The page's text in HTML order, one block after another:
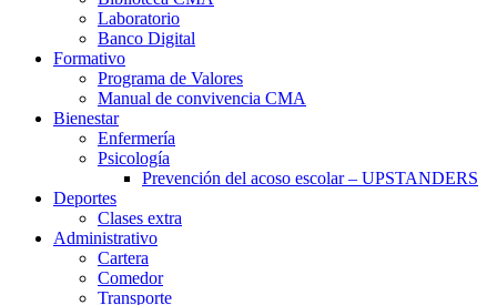
Laboratorio
Banco Digital
Formativo
Programa de Valores
Manual de convivencia CMA
Bienestar
Enfermería
Psicología
Prevención del acoso escolar – UPSTANDERS
Deportes
Clases extra
Administrativo
Cartera
Comedor
Transporte